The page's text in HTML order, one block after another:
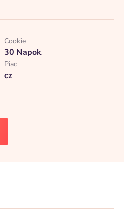
Cookie
30 Napok
Piac
cz